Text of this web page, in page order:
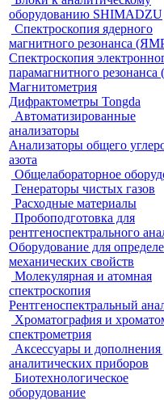
оборудованию SHIMADZU
Спектроскопия ядерного
магнитного резонанса
Спектроскопия
парамагнитного
Магнитометрия
Дифрактометры Tongda
Автоматизированные
анализаторы
Анализаторы общего
азота
Общелабораторное
Генераторы чистых газов
Расходные материалы
Пробоподготовка для
рентгеноспектрального
Оборудование для
механических свойств
Молекулярная и атомная
спектроскопия
Рентгеноспектральный
Хроматография и
спектрометрия
Аксессуары и дополнения
аналитических приборов
Биотехнологическое
оборудование